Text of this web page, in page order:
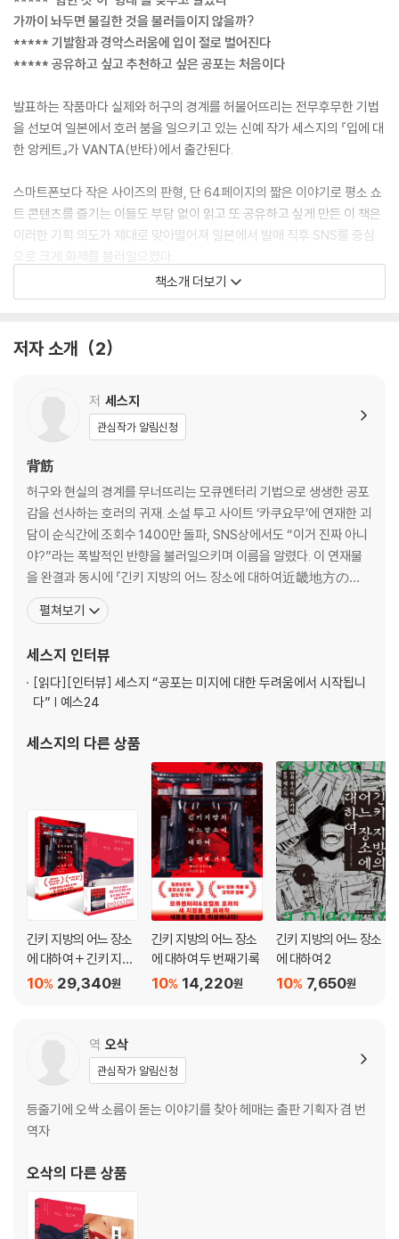
가까이 놔두면 불길한 것을 불러들이지 않을까?
***** 기발함과 경악스러움에 입이 절로 벌어진다
***** 공유하고 싶고 추천하고 싶은 공포는 처음이다
발표하는 작품마다 실제와 허구의 경계를 허물어뜨리는 전무후무한 기법
을 선보여 일본에서 호러 붐을 일으키고 있는 신예 작가 세스지의 『입에 대
한 앙케트』가 VANTA(반타)에서 출간된다.
스마트폰보다 작은 사이즈의 판형, 단 64페이지의 짧은 이야기로 평소 쇼
트 콘텐츠를 즐기는 이들도 부담 없이 읽고 또 공유하고 싶게 만든 이 책은
이러한 기획 의도가 제대로 맞아떨어져 일본에서 발매 직후 SNS를 중심
으로 크게 화제를 불러일으켰다.
또한 작고 짧음에도 오싹한 공포를 확실하게 전달한다는 점뿐만 아니라 음
법, 본문 속 붉은색 그러데이션 글자로 깔아놓은 섬뜩한 암시, 뒤표지에 숨
이야기는 ‘저주받은 나무’가 있는 공동묘지로 인물들이 담력 시험을 하러
자신이 보고 들은 것에 대해 진술하는 5명의 대학생…. “입은 재앙의 근
원”이라는 짧은 말이 낳은 완벽한 공포를 이보다 더 강렬하게 맛볼 수는 없
을 것이다.
책소개 더보기
저자 소개 2
저 세스지
관심작가 알림신청
背筋
허구와 현실의 경계를 무너뜨리는 모큐멘터리 기법으로 생생한 공포
감을 선사하는 호러의 귀재. 소설 투고 사이트 ‘카쿠요무’에 연재한 괴
담이 순식간에 조회수 1400만 돌파, SNS상에서도 “이거 진짜 아니
야?”라는 폭발적인 반향을 불러일으키며 이름을 알렸다. 이 연재물
을 완결과 동시에 『긴키 지방의 어느 장소에 대하여近畿地方のあ
る場所について』라는 장편소설로 출간하면서 작가로 데뷔했다.
후속작 『입에 대한 앙케트』 『더럽혀진 성지 순례에 대하여穢れた聖
본 내에서 새로운 호러 붐을 일으키는 차세대 작가로 주목받고 있다.
펼쳐보기
세스지 인터뷰
[읽다][인터뷰] 세스지 “공포는 미지에 대한 두려움에서 시작됩니
다” | 예스24
세스지 의 다른 상품
긴키 지방의 어느 장소
에 대하여 + 긴키 지방
의 어느 장소에 대하여
29,340원
10%
긴키 지방의 어느 장소
에 대하여 두 번째 기록
14,220원
10%
긴키 지방의 어느 장소
에 대하여 2
7,650원
10%
역 오삭
관심작가 알림신청
등줄기에 오싹 소름이 돋는 이야기를 찾아 헤매는 출판 기획자 겸 번
역자
오삭의 다른 상품